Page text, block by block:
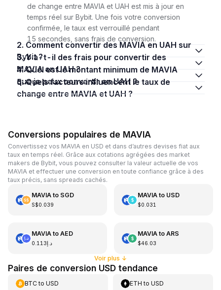
de change entre MAVIA et UAH est mis à jour en
temps réel sur Bybit. Une fois votre conversion
confirmée, le taux est verrouillé pendant
15 secondes, sans frais de conversion.
2. Comment convertir des MAVIA en UAH sur
Bybit ?
3. Y a-t-il des frais pour convertir des
MAVIA en UAH ?
4. Quel est le montant minimum de MAVIA
que je peux convertir en UAH ?
5. Quels facteurs influencent le taux de
change entre MAVIA et UAH ?
Conversions populaires de MAVIA
Convertissez vos MAVIA en USD et dans d’autres devises fiat aux
taux en temps réel. Grâce aux cotations agrégées des market
makers de Bybit, vous pouvez consulter la valeur actuelle de vos
MAVIA et effectuer une conversion en toute confiance grâce à des
taux précis, sans spreads cachés.
MAVIAto SGD
S$0.039
MAVIAto USD
$0.031
MAVIAto AED
د.إ0.113
MAVIAto ARS
$46.03
Voir plus ↓
Paires de conversion USD tendance
BTCto USD ETH toUSD